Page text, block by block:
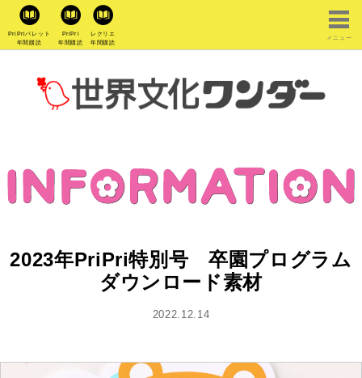
PriPriパレット
年間購読
PriPri
年間購読
レクリエ
年間購読
メニュー
2023年PriPri特別号 卒園プログラム
ダウンロード素材
2022.12.14